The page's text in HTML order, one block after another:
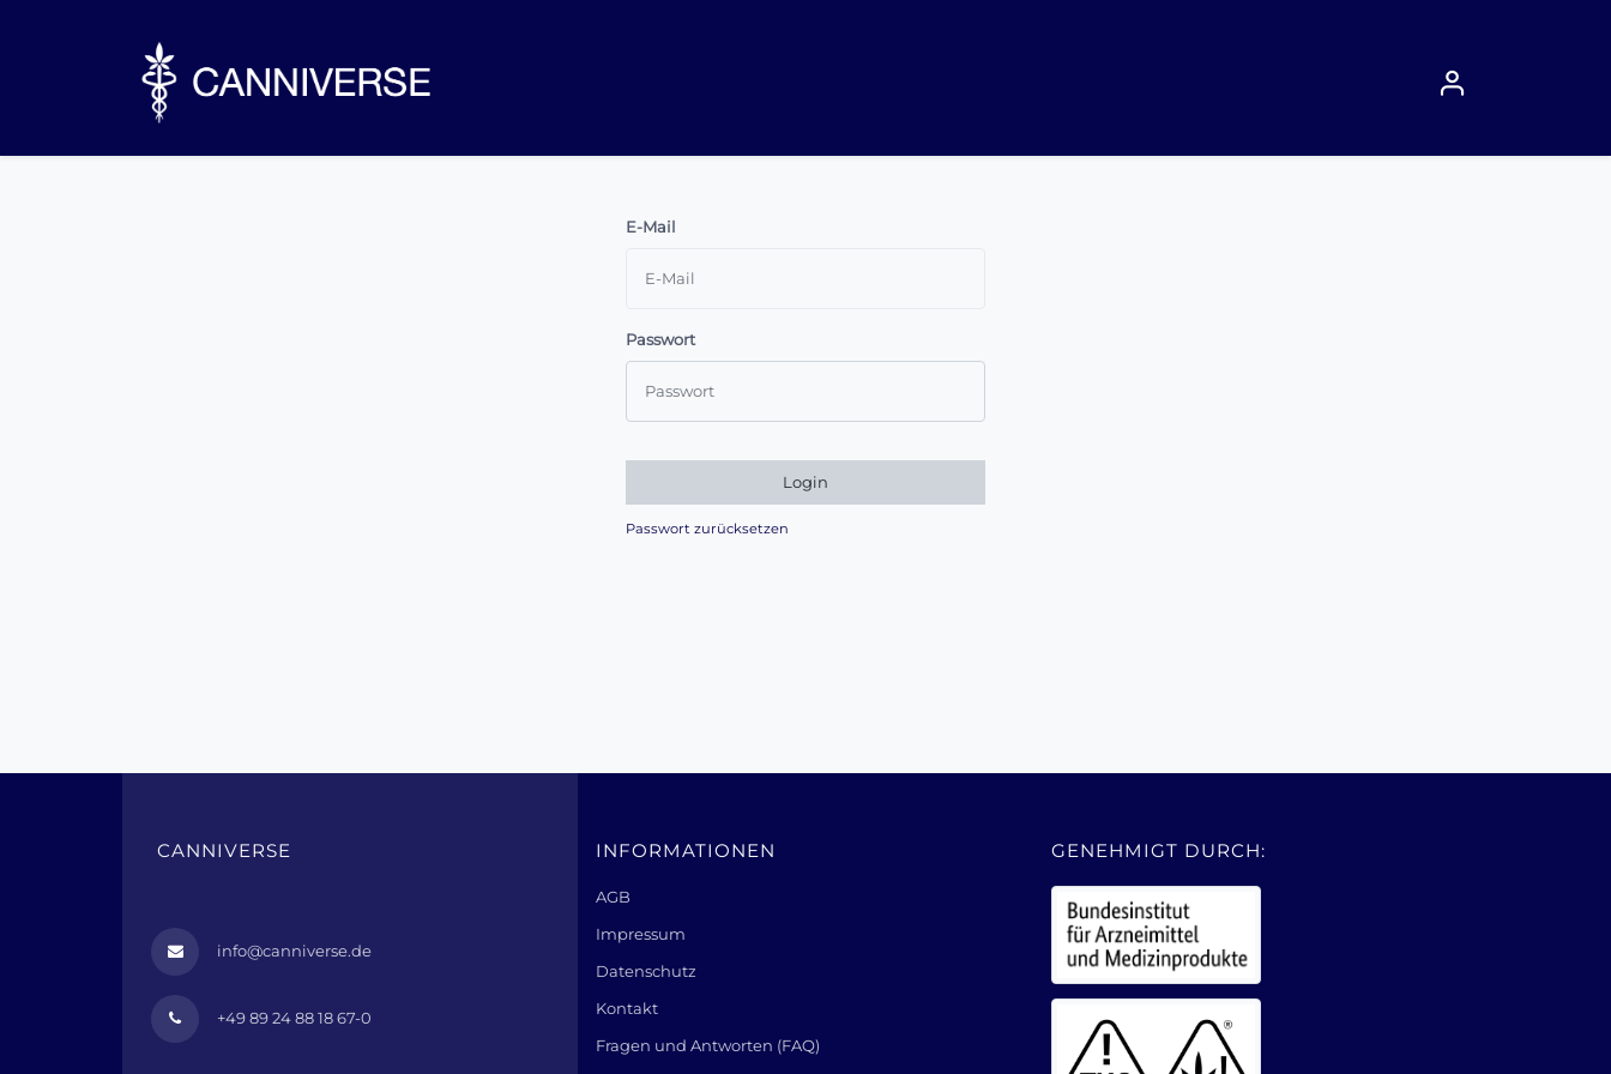
E-Mail
Passwort
Login
Passwort zurücksetzen
CANNIVERSE
info@canniverse.de
+49 89 24 88 18 67-0
INFORMATIONEN
AGB
Impressum
Datenschutz
Kontakt
Fragen und Antworten (FAQ)
GENEHMIGT DURCH: